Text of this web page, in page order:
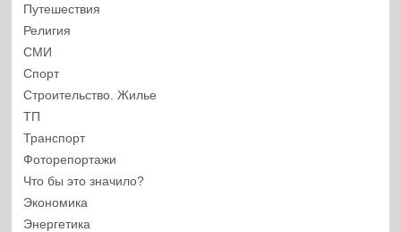
Путешествия
Религия
СМИ
Спорт
Строительство. Жилье
ТП
Транспорт
Фоторепортажи
Что бы это значило?
Экономика
Энергетика